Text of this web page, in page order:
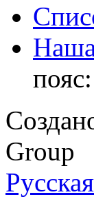
Group